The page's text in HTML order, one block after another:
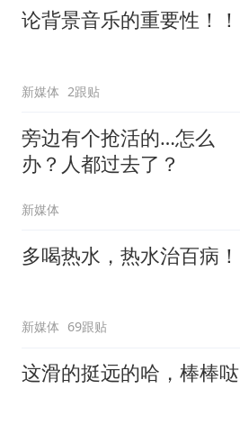
论背景音乐的重要性！！
新媒体 2跟贴
旁边有个抢活的…怎么
办？人都过去了？
新媒体
多喝热水，热水治百病！
新媒体 69跟贴
这滑的挺远的哈，棒棒哒